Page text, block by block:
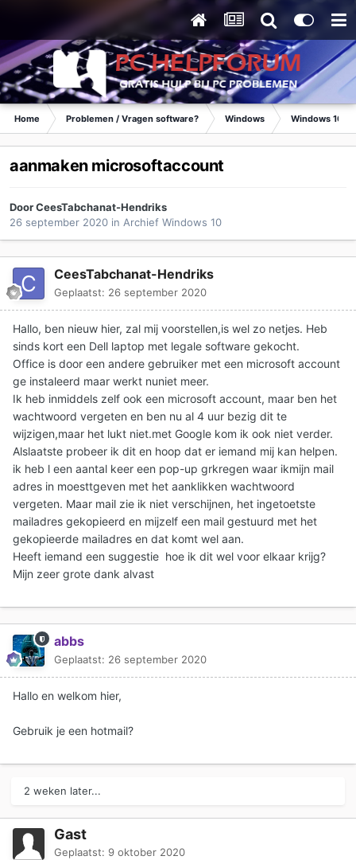
Home Problemen / Vragen software? Windows Windows 10
aanmaken microsoftaccount
DoorCeesTabchanat-Hendriks
26 september 2020 in Archief Windows 10
CeesTabchanat-Hendriks
Geplaatst: 26 september 2020
Hallo, ben nieuw hier, zal mij voorstellen,is wel zo netjes. Heb
sinds kort een Dell laptop met legale software gekocht.
Office is door een andere gebruiker met een microsoft account
ge instaleerd maar werkt nuniet meer.
Ik heb inmiddels zelf ook een microsoft account, maar ben het
wachtwoord vergeten en ben nu al 4 uur bezig dit te
wijzigen,maar het lukt niet.met Google kom ik ook niet verder.
Alslaatste probeer ik dit en hoop dat er iemand mij kan helpen.
ik heb l een aantal keer een pop-up grkregen waar ikmijn mail
adres in moesttgeven met het aanklikken wachtwoord
vergeten. Maar mail zie ik niet verschijnen, het ingetoetste
mailadres gekopieerd en mijzelf een mail gestuurd met het
gekopieerde mailadres en dat komt wel aan.
Heeft iemand een suggestie hoe ik dit wel voor elkaar krijg?
Mijn zeer grote dank alvast
abbs
Geplaatst: 26 september 2020
Hallo en welkom hier,
Gebruik je een hotmail?
2 weken later...
Gast
Geplaatst: 9 oktober 2020